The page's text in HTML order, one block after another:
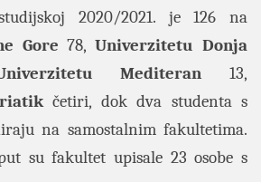
2020/2021. je 126 na
Gore 78,Univerzitetu Donja
Mediteran 13,
četiri, dok dva studenta s
na samostalnim fakultetima.
su fakultet upisale 23 osobe s